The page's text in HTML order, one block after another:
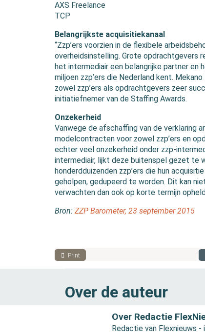
AXS Freelance
TCP
Belangrijkste acquisitiekanaal
“Zzp’ers voorzien in de flexibele
overheidsinstelling. Grote opdrachtgevers
het intermediair een belangrijke partner en
miljoen zzp’ers die Nederland kent.
zowel zzp’ers als opdrachtgevers zeer
initiatiefnemer van de Staffing Awards.
Onzekerheid
Vanwege de afschaffing van de verklaring
modelcontracten voor zowel zzp’ers en
echter veel onzekerheid onder zzp-
intermediair, lijkt deze buitenspel gezet te
honderdduizenden zzp’ers die hun
geholpen, gedupeerd te worden. Dit kan
verwachten dan ook op korte termijn
Bron: ZZP Barometer, 23 september 2015
Print
Over de auteur
Over Redactie
Redactie van Flexnieuws -